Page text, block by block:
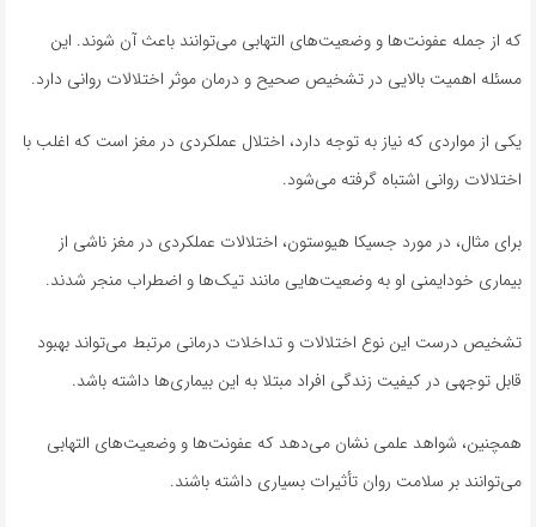
که از جمله عفونت‌ها و وضعیت‌های التهابی می‌توانند باعث آن شوند. این
مسئله اهمیت بالایی در تشخیص صحیح و درمان موثر اختلالات روانی دارد.
یکی از مواردی که نیاز به توجه دارد، اختلال عملکردی در مغز است که اغلب با
اختلالات روانی اشتباه گرفته می‌شود.
برای مثال، در مورد جسیکا هیوستون، اختلالات عملکردی در مغز ناشی از
بیماری خودایمنی او به وضعیت‌هایی مانند تیک‌ها و اضطراب منجر شدند.
تشخیص درست این نوع اختلالات و تداخلات درمانی مرتبط می‌تواند بهبود
قابل توجهی در کیفیت زندگی افراد مبتلا به این بیماری‌ها داشته باشد.
همچنین، شواهد علمی نشان می‌دهد که عفونت‌ها و وضعیت‌های التهابی
می‌توانند بر سلامت روان تأثیرات بسیاری داشته باشند.